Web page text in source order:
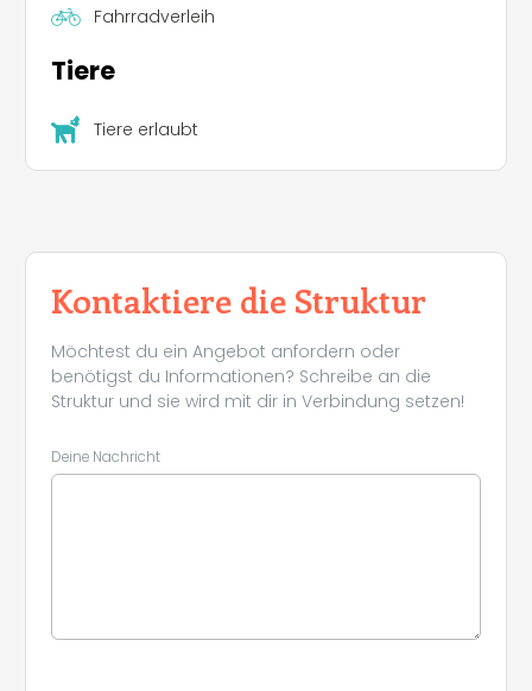
Fahrradverleih
Tiere
Tiere erlaubt
Kontaktiere die Struktur
Möchtest du ein Angebot anfordern oder
benötigst du Informationen? Schreibe an die
Struktur und sie wird mit dir in Verbindung setzen!
Deine Nachricht